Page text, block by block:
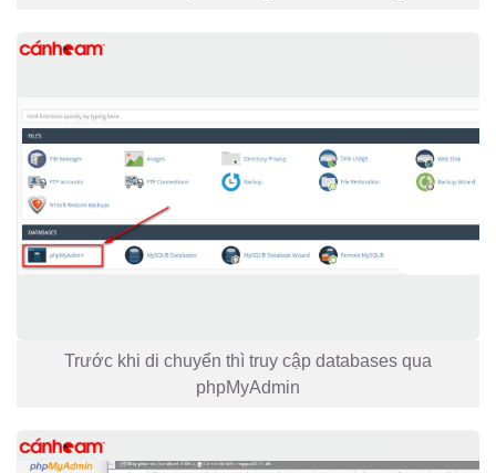
Trước khi di chuyển thì truy cập databases qua
phpMyAdmin